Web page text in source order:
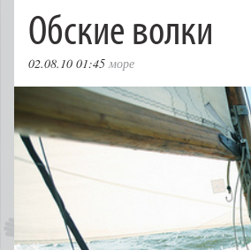
Обские волки
02.08.10 01:45 море